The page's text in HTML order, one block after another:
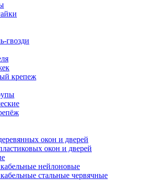
гвозди
крепеж
окон и дверей
окон и дверей
нейлоновые
стальные червячные